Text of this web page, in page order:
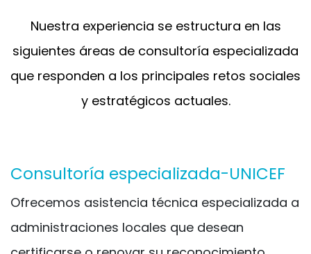
Nuestra experiencia se estructura en las
siguientes áreas de consultoría especializada
que responden a los principales retos sociales
y estratégicos actuales.
Consultoría especializada-UNICEF
Ofrecemos asistencia técnica especializada a
administraciones locales que desean